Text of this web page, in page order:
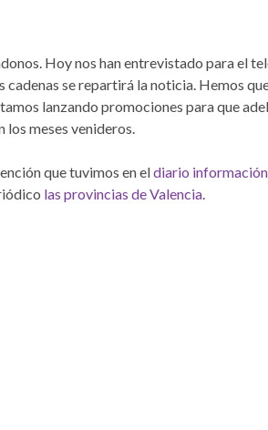
Hoy nos han entrevistado para el
cadenas se repartirá la noticia. Hemos
lanzando promociones para que
los meses venideros.
que tuvimos en eldiario
las provincias de Valencia.